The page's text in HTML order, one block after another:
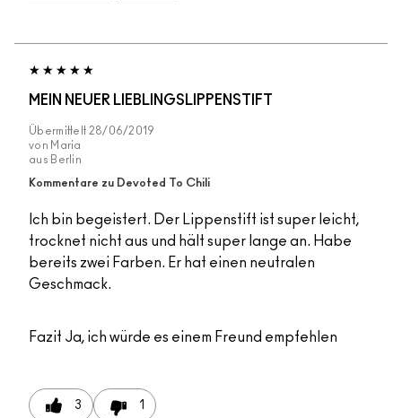
MEIN NEUER LIEBLINGSLIPPENSTIFT
Übermittelt 28/06/2019
von Maria
aus Berlin
Kommentare zu Devoted To Chili
Ich bin begeistert. Der Lippenstift ist super leicht,
trocknet nicht aus und hält super lange an. Habe
bereits zwei Farben. Er hat einen neutralen
Geschmack.
Fazit Ja, ich würde es einem Freund empfehlen
3 1